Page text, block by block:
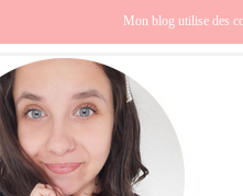
Europe
Mon blog utilise des